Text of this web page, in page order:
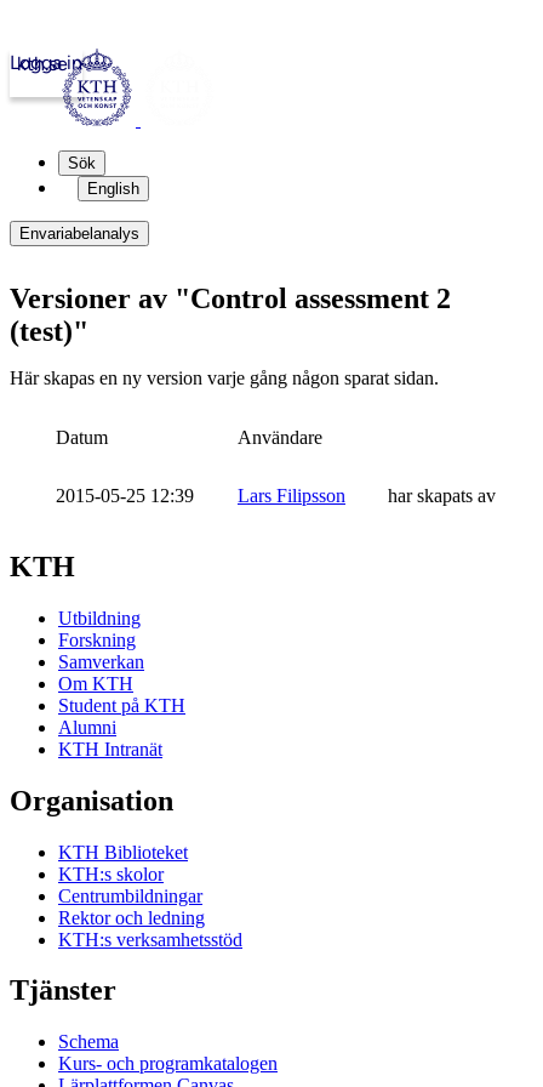
kth.se
Logga in
Sök
English
Envariabelanalys
Versioner av "Control assessment 2
(test)"
Här skapas en ny version varje gång någon sparat sidan.
Datum Användare
2015-05-25 12:39 Lars Filipsson har skapats av
KTH
Utbildning
Forskning
Samverkan
Om KTH
Student på KTH
Alumni
KTH Intranät
Organisation
KTH Biblioteket
KTH:s skolor
Centrumbildningar
Rektor och ledning
KTH:s verksamhetsstöd
Tjänster
Schema
Kurs- och programkatalogen